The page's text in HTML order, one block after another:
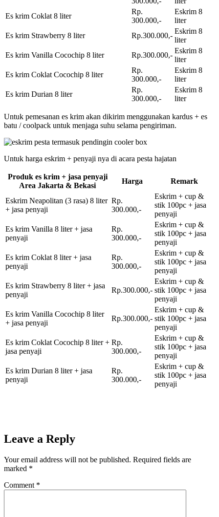
Es krim Coklat 8 liter
Rp.
300.000,-
Eskrim 8
liter
Es krim Strawberry 8 liter
Rp.300.000,-
Eskrim 8
liter
Es krim Vanilla Cocochip 8 liter
Rp.300.000,-
Eskrim 8
liter
Es krim Coklat Cocochip 8 liter
Rp.
300.000,-
Eskrim 8
liter
Es krim Durian 8 liter
Rp.
300.000,-
Eskrim 8
liter
Untuk pemesanan es krim akan dikirim menggunakan kardus + es
batu / coolpack untuk menjaga suhu selama pengiriman.
Untuk harga eskrim + penyaji nya di acara pesta hajatan
Produk es krim + jasa penyaji
Area Jakarta & Bekasi
Harga Remark
Eskrim Neapolitan (3 rasa) 8 liter
+ jasa penyaji
Rp.
300.000,-
Eskrim + cup &
stik 100pc + jasa
penyaji
Es krim Vanilla 8 liter + jasa
penyaji
Rp.
300.000,-
Eskrim + cup &
stik 100pc + jasa
penyaji
Es krim Coklat 8 liter + jasa
penyaji
Rp.
300.000,-
Eskrim + cup &
stik 100pc + jasa
penyaji
Es krim Strawberry 8 liter + jasa
penyaji
Rp.300.000,-
Eskrim + cup &
stik 100pc + jasa
penyaji
Es krim Vanilla Cocochip 8 liter
+ jasa penyaji
Rp.300.000,-
Eskrim + cup &
stik 100pc + jasa
penyaji
Es krim Coklat Cocochip 8 liter +
jasa penyaji
Rp.
300.000,-
Eskrim + cup &
stik 100pc + jasa
penyaji
Es krim Durian 8 liter + jasa
penyaji
Rp.
300.000,-
Eskrim + cup &
stik 100pc + jasa
penyaji
Leave a Reply
Your email address will not be published. Required fields are
marked *
Comment *